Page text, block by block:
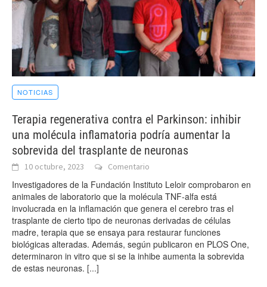
NOTICIAS
Terapia regenerativa contra el Parkinson: inhibir
una molécula inflamatoria podría aumentar la
sobrevida del trasplante de neuronas
10 octubre, 2023 Comentario
Investigadores de la Fundación Instituto Leloir comprobaron en
animales de laboratorio que la molécula TNF-alfa está
involucrada en la inflamación que genera el cerebro tras el
trasplante de cierto tipo de neuronas derivadas de células
madre, terapia que se ensaya para restaurar funciones
biológicas alteradas. Además, según publicaron en PLOS One,
determinaron in vitro que si se la inhibe aumenta la sobrevida
de estas neuronas. [...]